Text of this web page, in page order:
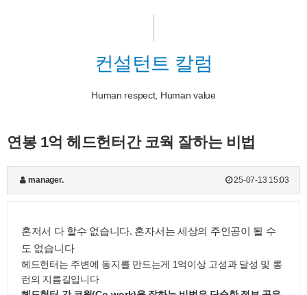
컨설턴트 칼럼
Human respect, Human value
연봉 1억 헤드헌터간 코웍 잘하는 비법
manager. 25-07-13 15:03
혼저서 다 할수 없습니다. 혼자서는 세상의 주인공이 될 수
도 없습니다
헤드헌터는 주변에 동지를 만드는게 1억이상 고성과 달성 및 롱
런의 지름길입니다